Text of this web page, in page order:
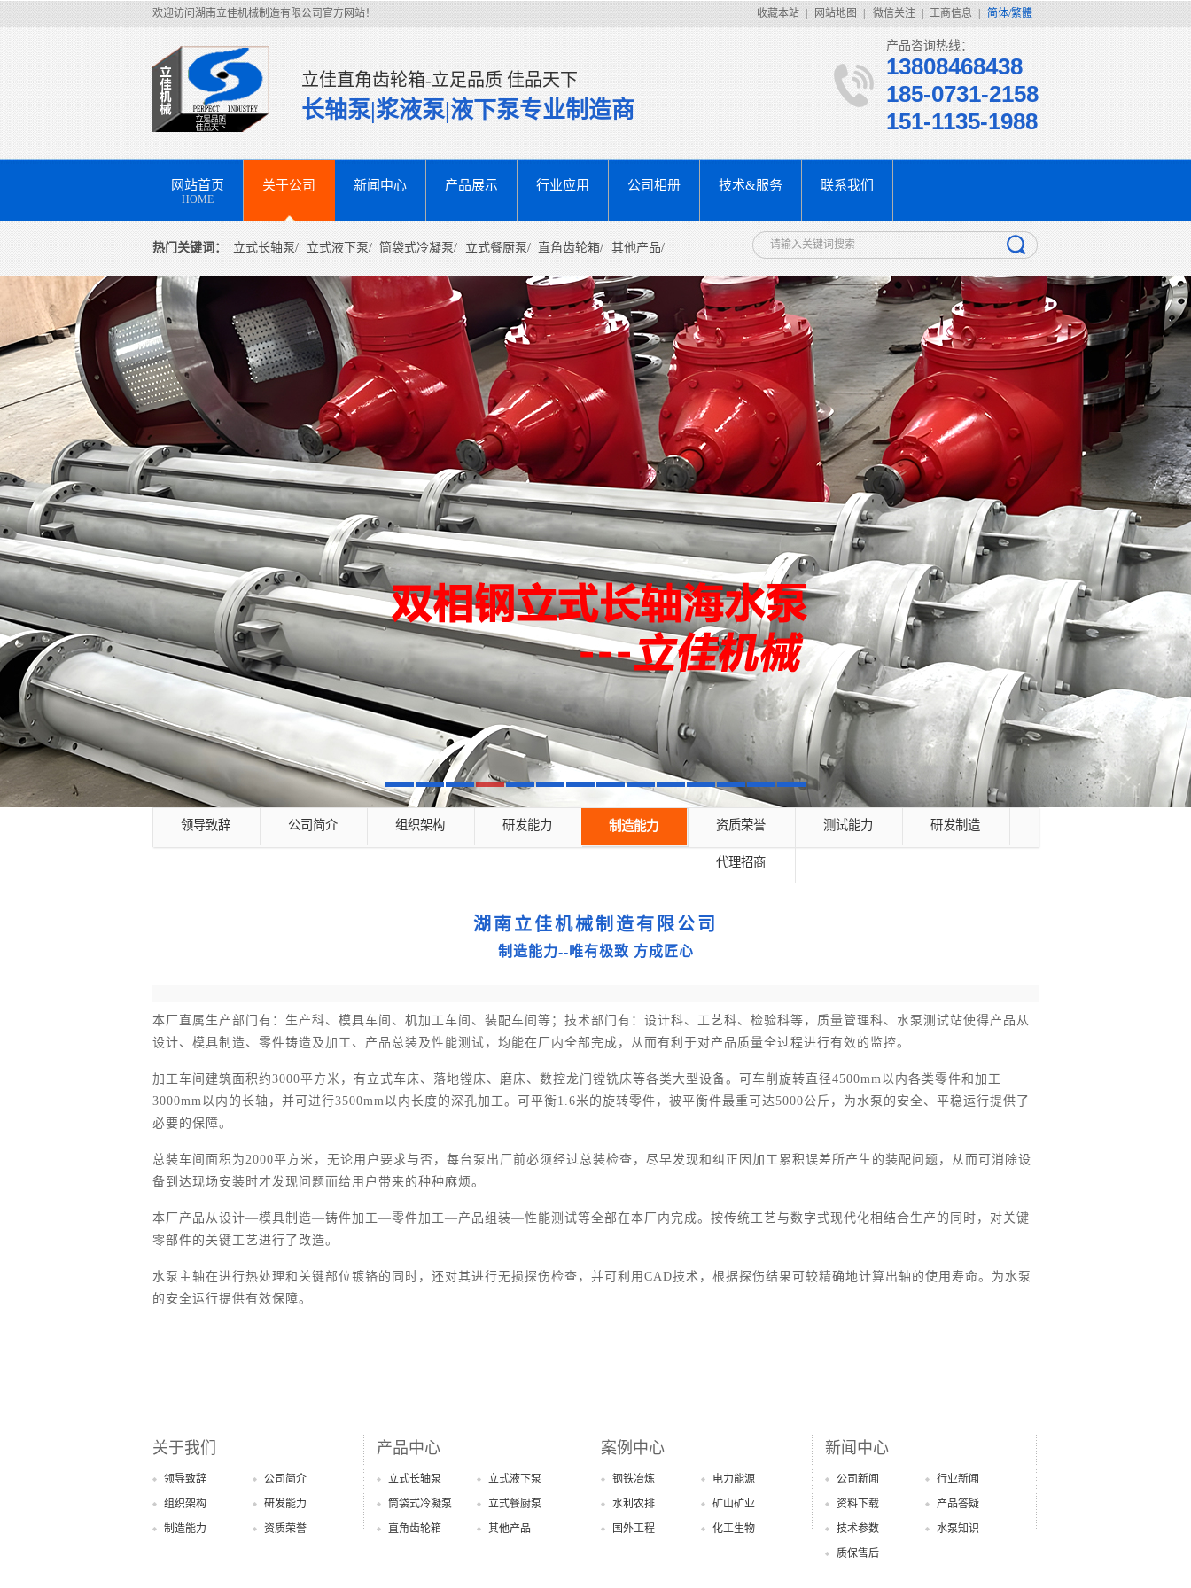
收藏本站 网站地图 | 微信关注 工商信息 简体/繁體
欢迎访问湖南立佳机械制造有限公司官方网站！
立佳直角齿轮箱-立足品质 佳品天下
长轴泵|浆液泵|液下泵专业制造商
产品咨询热线：
13808468438
185-0731-2158
151-1135-1988
网站首页
HOME
关于公司 新闻中心 产品展示 行业应用 公司相册 技术&服务 联系我们
热门关键词： 立式长轴泵/ 立式液下泵/ 筒袋式冷凝泵/ 立式餐厨泵/ 直角齿轮箱/ 其他产品/
领导致辞 公司简介 组织架构 研发能力 制造能力 资质荣誉 测试能力 研发制造
代理招商
湖南立佳机械制造有限公司
制造能力--唯有极致 方成匠心
本厂直属生产部门有：生产科、模具车间、机加工车间、装配车间等；技术部门有：设计科、工艺科、检验科等，质量管理科、水泵测试站使得产品从
设计、模具制造、零件铸造及加工、产品总装及性能测试，均能在厂内全部完成，从而有利于对产品质量全过程进行有效的监控。
加工车间建筑面积约3000平方米，有立式车床、落地镗床、磨床、数控龙门镗铣床等各类大型设备。可车削旋转直径4500mm以内各类零件和加工
3000mm以内的长轴，并可进行3500mm以内长度的深孔加工。可平衡1.6米的旋转零件，被平衡件最重可达5000公斤，为水泵的安全、平稳运行提供了
必要的保障。
总装车间面积为2000平方米，无论用户要求与否，每台泵出厂前必须经过总装检查，尽早发现和纠正因加工累积误差所产生的装配问题，从而可消除设
备到达现场安装时才发现问题而给用户带来的种种麻烦。
本厂产品从设计—模具制造—铸件加工—零件加工—产品组装—性能测试等全部在本厂内完成。按传统工艺与数字式现代化相结合生产的同时，对关键
零部件的关键工艺进行了改造。
水泵主轴在进行热处理和关键部位镀铬的同时，还对其进行无损探伤检查，并可利用CAD技术，根据探伤结果可较精确地计算出轴的使用寿命。为水泵
的安全运行提供有效保障。
关于我们
领导致辞
公司简介
组织架构
研发能力
制造能力
资质荣誉
产品中心
立式长轴泵
立式液下泵
筒袋式冷凝泵
立式餐厨泵
直角齿轮箱
其他产品
案例中心
钢铁冶炼
电力能源
水利农排
矿山矿业
国外工程
化工生物
新闻中心
公司新闻
行业新闻
资料下载
产品答疑
技术参数
水泵知识
质保售后